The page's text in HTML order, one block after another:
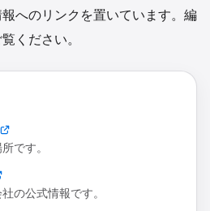
へのリンクを置いています。編
ください。
です。
の公式情報です。